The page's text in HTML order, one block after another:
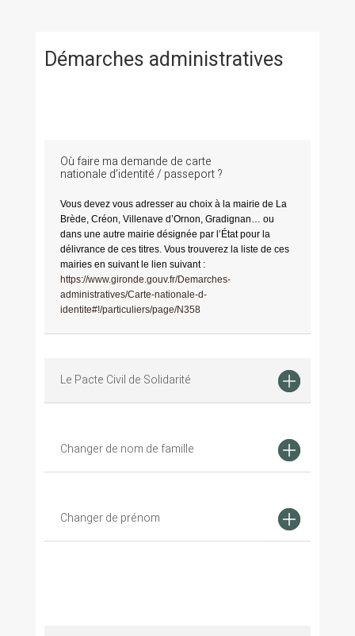
Démarches administratives
Où faire ma demande de carte
nationale d’identité / passeport ?
Vous devez vous adresser au choix à la mairie de La
Brède, Créon, Villenave d’Ornon, Gradignan… ou
dans une autre mairie désignée par l’État pour la
délivrance de ces titres. Vous trouverez la liste de ces
mairies en suivant le lien suivant :
https://www.gironde.gouv.fr/Demarches-
administratives/Carte-nationale-d-
identite#!/particuliers/page/N358
Le Pacte Civil de Solidarité
Changer de nom de famille
Changer de prénom